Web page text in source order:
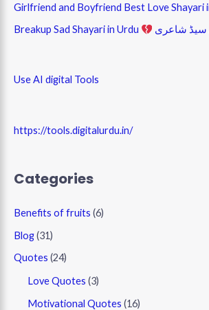
Girlfriend and Boyfriend Best Love Shayari
Breakup Sad Shayari in Urdu
سیڈ شاعری
Use AI digital Tools
https://tools.digitalurdu.in/
Categories
Benefits of fruits (6)
Blog(31)
Quotes (24)
Love Quotes (3)
Motivational Quotes (16)